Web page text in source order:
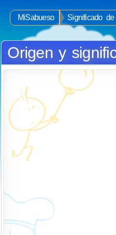
MiSabueso Significado
Origen y